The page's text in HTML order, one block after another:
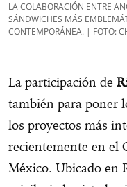
LA COLABORACIÓN ENTRE
SÁNDWICHES MÁS
CONTEMPORÁNEA. | FOTO:
La participación de
también para poner
los proyectos más
recientemente en el
México. Ubicado en